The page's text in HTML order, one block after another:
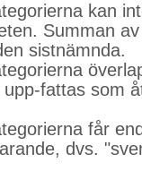
kan
Summan
sistnämnda.
fattas som
får
dvs.